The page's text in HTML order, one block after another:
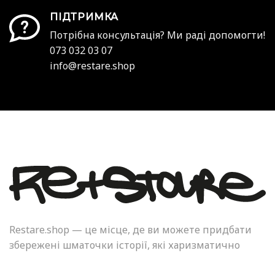
ПІДТРИМКА
Потрібна консультація? Ми раді допомогти!
073 032 03 07
info@restare.shop
Restare.shop — це місце, де ви можете придбати
збережені шматочки історії, які харизматично